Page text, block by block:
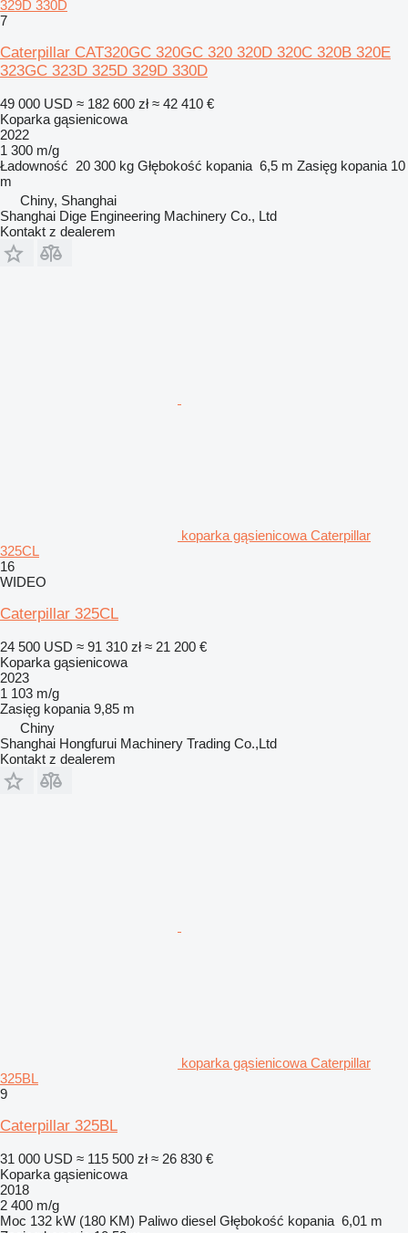
329D 330D
7
Caterpillar CAT320GC 320GC 320 320D 320C 320B 320E
323GC 323D 325D 329D 330D
49 000 USD ≈ 182 600 zł ≈ 42 410 €
Koparka gąsienicowa
2022
1 300 m/g
Ładowność 20 300 kg Głębokość kopania 6,5 m Zasięg kopania 10
m
Chiny, Shanghai
Shanghai Dige Engineering Machinery Co., Ltd
Kontakt z dealerem
koparka gąsienicowa Caterpillar
325CL
16
WIDEO
Caterpillar 325CL
24 500 USD ≈ 91 310 zł ≈ 21 200 €
Koparka gąsienicowa
2023
1 103 m/g
Zasięg kopania 9,85 m
Chiny
Shanghai Hongfurui Machinery Trading Co.,Ltd
Kontakt z dealerem
koparka gąsienicowa Caterpillar
325BL
9
Caterpillar 325BL
31 000 USD ≈ 115 500 zł ≈ 26 830 €
Koparka gąsienicowa
2018
2 400 m/g
Moc 132 kW (180 KM) Paliwo diesel Głębokość kopania 6,01 m